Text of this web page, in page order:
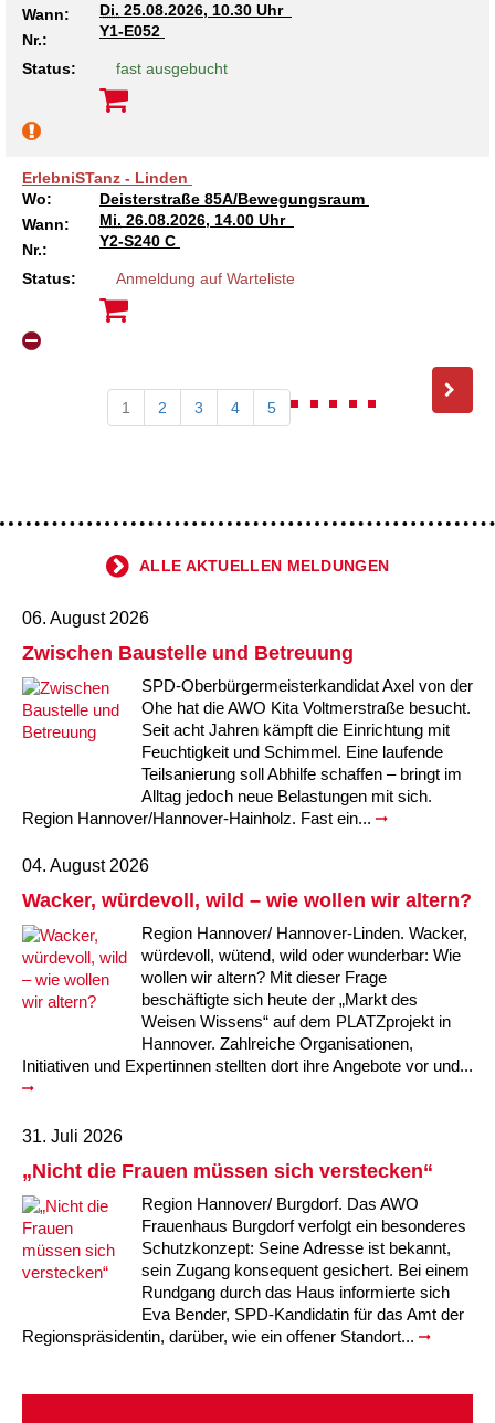
Wann:
Di. 25.08.2026, 10.30 Uhr
Nr.:
Y1-E052
Status: fast ausgebucht
ErlebniSTanz - Linden
Wo:
Deisterstraße 85A/Bewegungsraum
Wann:
Mi. 26.08.2026, 14.00 Uhr
Nr.:
Y2-S240 C
Status: Anmeldung auf Warteliste
1 2 3 4 5
ALLE AKTUELLEN MELDUNGEN
06. August 2026
Zwischen Baustelle und Betreuung
SPD-Oberbürgermeisterkandidat Axel von der
Ohe hat die AWO Kita Voltmerstraße besucht.
Seit acht Jahren kämpft die Einrichtung mit
Feuchtigkeit und Schimmel. Eine laufende
Teilsanierung soll Abhilfe schaffen – bringt im
Alltag jedoch neue Belastungen mit sich.
Region Hannover/Hannover-Hainholz. Fast ein...
04. August 2026
Wacker, würdevoll, wild – wie wollen wir altern?
Region Hannover/ Hannover-Linden. Wacker,
würdevoll, wütend, wild oder wunderbar: Wie
wollen wir altern? Mit dieser Frage
beschäftigte sich heute der „Markt des
Weisen Wissens“ auf dem PLATZprojekt in
Hannover. Zahlreiche Organisationen,
Initiativen und Expertinnen stellten dort ihre Angebote vor und...
31. Juli 2026
„Nicht die Frauen müssen sich verstecken“
Region Hannover/ Burgdorf. Das AWO
Frauenhaus Burgdorf verfolgt ein besonderes
Schutzkonzept: Seine Adresse ist bekannt,
sein Zugang konsequent gesichert. Bei einem
Rundgang durch das Haus informierte sich
Eva Bender, SPD-Kandidatin für das Amt der
Regionspräsidentin, darüber, wie ein offener Standort...